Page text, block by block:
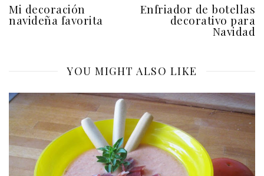
Mi decoración
navideña favorita
Enfriador de botellas
decorativo para
Navidad
YOU MIGHT ALSO LIKE